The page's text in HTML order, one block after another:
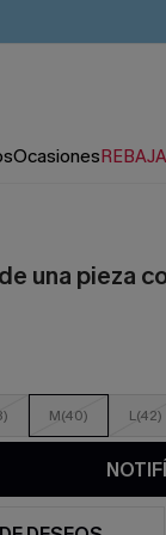
Ocasiones
una pieza
M(40) L(42)